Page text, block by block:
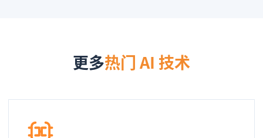
更多热门 AI 技术